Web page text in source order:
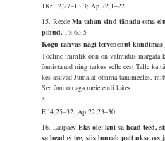
1Kr 12,27–13,3; Ap 22,1–22
15. ReedeMa tahan sind tänada oma
pihud.Ps 63,5
Kogu rahvas nägi tervenenut
Tõeline inimlik õnn on valmidus märgata
õnnistanud ning tarkus selle eest Talle ka
kes asuvad Jumalat otsima tänumeeles,
See õnn on aga meie endi kätes.
*
Ef 4,25–32; Ap 22,23–30
16. LaupäevEks ole: kui sa head teed,
sa head ei tee, siis luurab patt ukse